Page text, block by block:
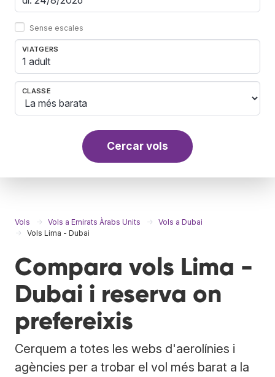
Sense escales
VIATGERS
1 adult
CLASSE
Cercar vols
Vols Vols a Emirats Àrabs Units
Vols a Dubai
Vols Lima - Dubai
Compara vols Lima -
Dubai i reserva on
prefereixis
Cerquem a totes les webs d'aerolínies i
agències per a trobar el vol més barat a la